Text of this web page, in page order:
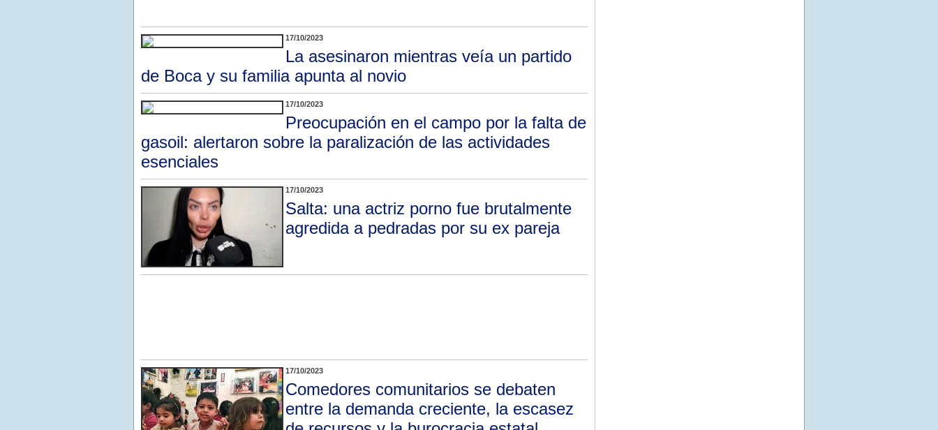
17/10/2023
La asesinaron mientras veía un partido
de Boca y su familia apunta al novio
17/10/2023
Preocupación en el campo por la falta de
gasoil: alertaron sobre la paralización de las actividades
esenciales
17/10/2023
Salta: una actriz porno fue brutalmente
agredida a pedradas por su ex pareja
17/10/2023
Comedores comunitarios se debaten
entre la demanda creciente, la escasez